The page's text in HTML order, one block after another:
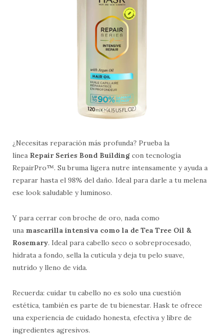
¿Necesitas reparación más profunda? Prueba la
línea Repair Series Bond Building con tecnología
RepairPro™. Su bruma ligera nutre intensamente y ayuda a
reparar hasta el 98% del daño. Ideal para darle a tu melena
ese look saludable y luminoso.
Y para cerrar con broche de oro, nada como
una mascarilla intensiva como la de Tea Tree Oil &
Rosemary. Ideal para cabello seco o sobreprocesado,
hidrata a fondo, sella la cutícula y deja tu pelo suave,
nutrido y lleno de vida.
Recuerda: cuidar tu cabello no es solo una cuestión
estética, también es parte de tu bienestar. Hask te ofrece
una experiencia de cuidado honesta, efectiva y libre de
ingredientes agresivos.